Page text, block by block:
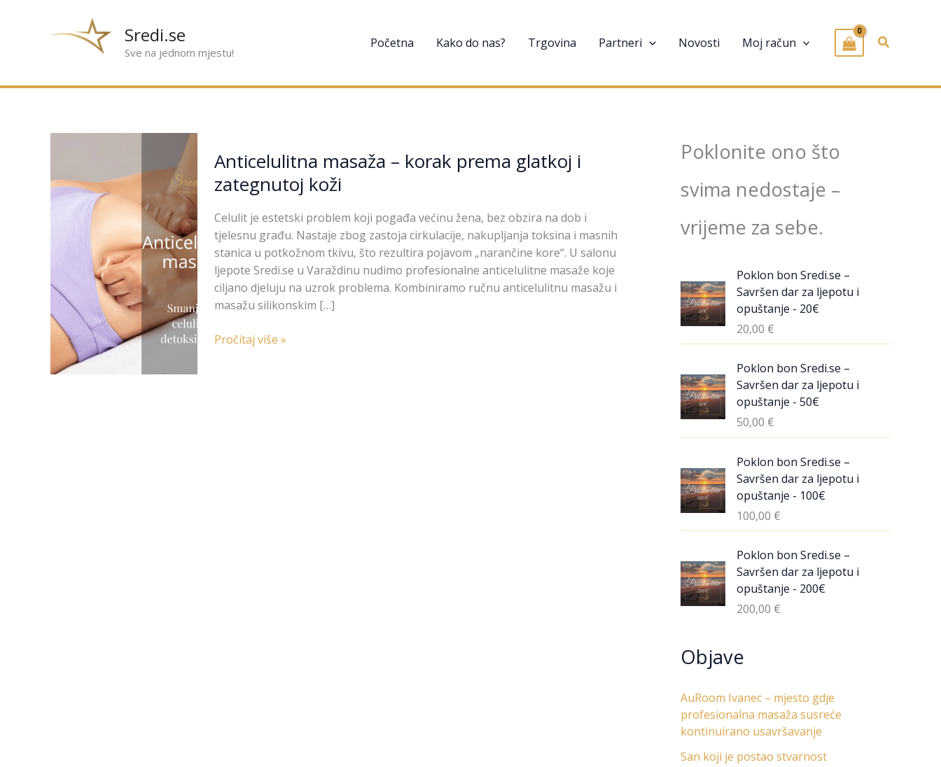
Sredi.se
Sve na jednom mjestu!
Početna Kako do nas? Trgovina Partneri Novosti Moj račun
Anticelulitna masaža – korak prema glatkoj i
zategnutoj koži
Celulit je estetski problem koji pogađa većinu žena, bez obzira na dob i
tjelesnu građu. Nastaje zbog zastoja cirkulacije, nakupljanja toksina i masnih
stanica u potkožnom tkivu, što rezultira pojavom „narančine kore“. U salonu
ljepote Sredi.se u Varaždinu nudimo profesionalne anticelulitne masaže koje
ciljano djeluju na uzrok problema. Kombiniramo ručnu anticelulitnu masažu i
masažu silikonskim […]
masaža
korak
prema
glatkoj
zategnutoj
koži
Pročitaj više »
Poklonite ono što
svima nedostaje –
vrijeme za sebe.
Poklon bon Sredi.se –
Savršen dar za ljepotu i
opuštanje - 20€
20,00 €
Poklon bon Sredi.se –
Savršen dar za ljepotu i
opuštanje - 50€
50,00 €
Poklon bon Sredi.se –
Savršen dar za ljepotu i
opuštanje - 100€
100,00 €
Poklon bon Sredi.se –
Savršen dar za ljepotu i
opuštanje - 200€
200,00 €
Objave
AuRoom Ivanec – mjesto gdje
profesionalna masaža susreće
kontinuirano usavršavanje
San koji je postao stvarnost